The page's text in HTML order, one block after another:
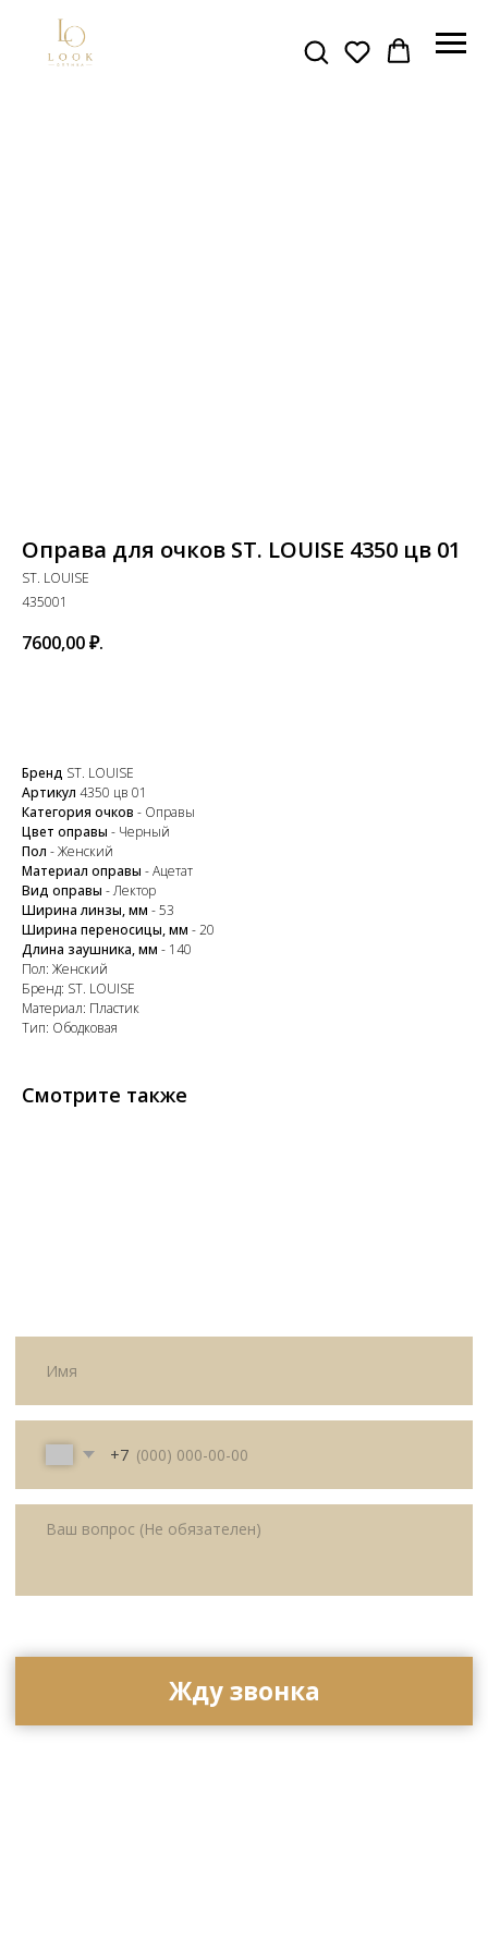
Оправа для очков ST. LOUISE 4350 цв 01
ST. LOUISE
435001
7600,00₽.
Бренд ST. LOUISE
Артикул 4350 цв 01
Категория очков - Оправы
Цвет оправы - Черный
Пол - Женский
Материал оправы - Ацетат
Вид оправы - Лектор
Ширина линзы, мм - 53
Ширина переносицы, мм - 20
Длина заушника, мм - 140
Пол: Женский
Бренд: ST. LOUISE
Материал: Пластик
Тип: Ободковая
Смотрите также
Закажите обратный
звонок
+7
© All Right Reserved. 2025.
Политика
конфиденциальности
ОГРНИП
Публичная оферта